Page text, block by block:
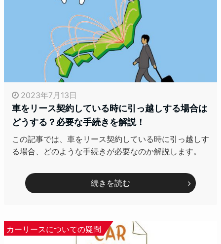
2023年7月13日
車をリース契約している時に引っ越しする場合は
どうする？必要な手続きを解説！
この記事では、車をリース契約している時に引っ越しす
る場合、どのような手続きが必要なのか解説します。
続きを読む
カーリースについての疑問